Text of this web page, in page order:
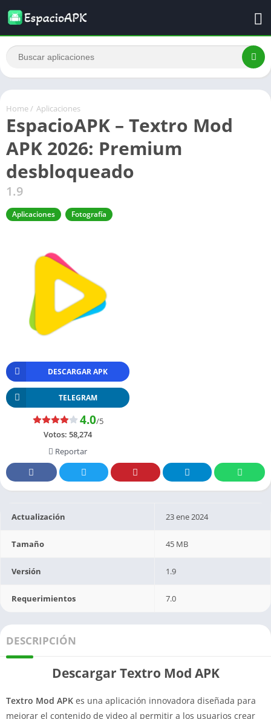
Home / Aplicaciones
EspacioAPK – Textro Mod
APK 2026: Premium
desbloqueado
1.9
Aplicaciones Fotografía
DESCARGAR APK
TELEGRAM
4.0/5
Votos: 58,274
Reportar
Actualización 23 ene 2024
Tamaño 45 MB
Versión 1.9
Requerimientos 7.0
DESCRIPCIÓN
Descargar Textro Mod APK
Textro Mod APK es una aplicación innovadora diseñada para
mejorar el contenido de video al permitir a los usuarios crear